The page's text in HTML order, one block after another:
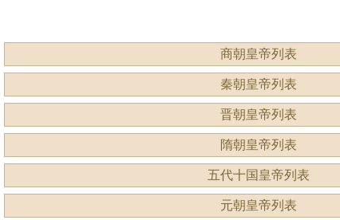
商朝皇帝列表
秦朝皇帝列表
晋朝皇帝列表
隋朝皇帝列表
五代十国皇帝列表
元朝皇帝列表